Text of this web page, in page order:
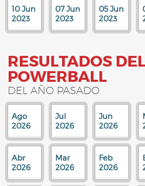
10 Jun
2023
07 Jun
2023
05 Jun
2023
RESULTADOS
POWERBALL
DEL AÑO PASADO
Ago
2026
Jul
2026
Jun
2026
Abr
2026
Mar
2026
Feb
2026